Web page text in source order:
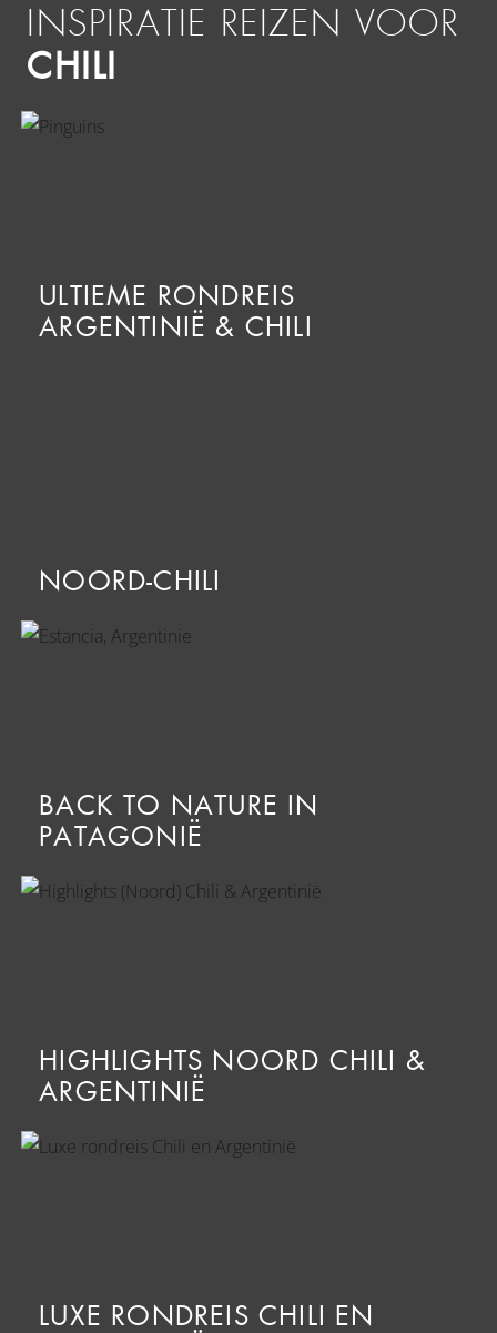
INSPIRATIE REIZEN VOOR
CHILI
ULTIEME RONDREIS
ARGENTINIË & CHILI
NOORD-CHILI
BACK TO NATURE IN
PATAGONIË
HIGHLIGHTS NOORD CHILI &
ARGENTINIË
LUXE RONDREIS CHILI EN